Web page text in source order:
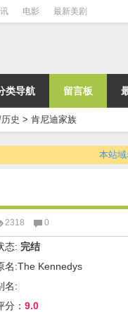
电影 最新美剧
类导航 留言板
史 > 肯尼迪家族
本站
2318 0
态: 完结
名:The Kennedys
名:
分： 9.0